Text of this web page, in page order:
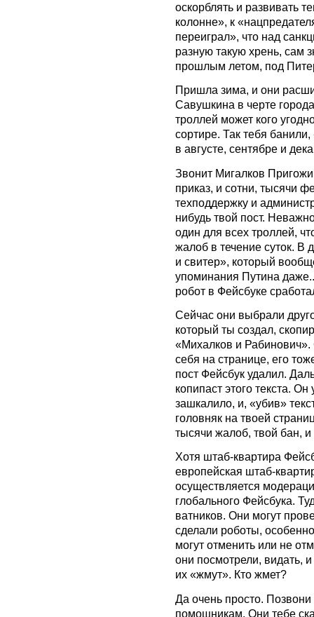
оскорблять и развивать
колонне», к
переиграл», что над
разную такую хрень, сам
прошлым летом, под
Пришла зима, и они
Савушкина в черте
троллей может кого
сортире. Так тебя
в августе, сентябре и
Звонит Мигалков
приказ, и сотни, тысячи
техподдержку и
нибудь твой пост.
один для всех троллей,
жалоб в течение суток. В
и свитер», который
упоминания Путина
робот в Фейсбуке
Сейчас они выбрали
который ты создал,
«Михалков и Рабинович».
себя на странице, его
пост Фейсбук удалил.
копипаст этого текста.
зашкалило, и, «убив»
головняк на твоей
тысячи жалоб, твой бан, и
Хотя штаб-квартира
европейская штаб-
осуществляется
глобального Фейсбука.
ватников. Они могут
сделали роботы,
могут отменить или не
они посмотрели, видать,
их «жмут». Кто жмет?
Да очень просто.
помощникам. Они тебе